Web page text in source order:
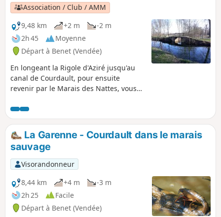
Association / Club / AMM
9,48 km
+2 m
-2 m
2h 45
Moyenne
Départ à Benet (Vendée)
En longeant la Rigole d'Aziré jusqu'au
canal de Courdault, pour ensuite
revenir par le Marais des Nattes, vous
ragondins, des hérons pourprés ou des
vanneaux huppés et pourquoi pas un
ou deux chevreuils.
La Garenne - Courdault dans le marais
sauvage
Visorandonneur
8,44 km
+4 m
-3 m
2h 25
Facile
Départ à Benet (Vendée)